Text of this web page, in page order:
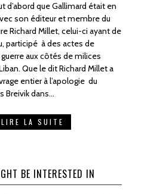
d’abord que Gallimard était en
son éditeur et membre du
Richard Millet, celui-ci ayant de
participé à des actes de
aux côtés de milices
Que le dit Richard Millet a
entier à l’apologie du
Breivik dans…
LIRE LA SUITE
BE INTERESTED IN